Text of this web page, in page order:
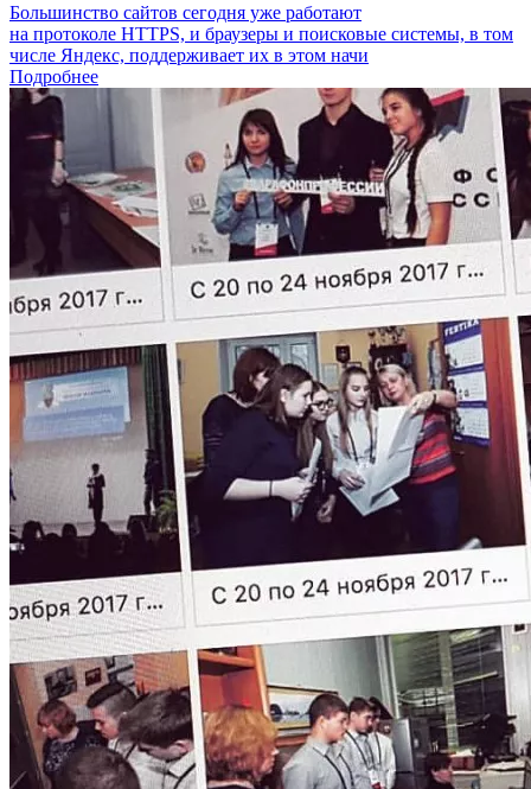
Большинство сайтов сегодня уже работают
на протоколе HTTPS, и браузеры и поисковые системы, в том
числе Яндекс, поддерживает их в этом начи
Подробнее